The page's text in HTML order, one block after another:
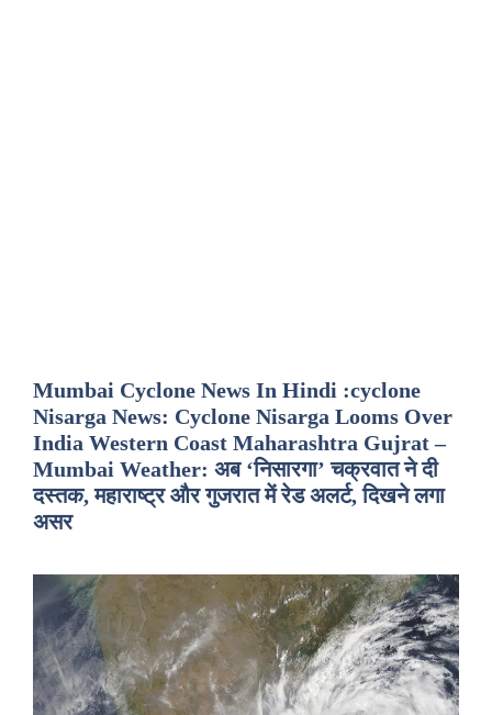
Mumbai Cyclone News In Hindi :cyclone
Nisarga News: Cyclone Nisarga Looms Over
India Western Coast Maharashtra Gujrat –
Mumbai Weather: अब ‘निसारगा’ चक्रवात ने दी
दस्तक, महाराष्ट्र और गुजरात में रेड अलर्ट, दिखने लगा
असर